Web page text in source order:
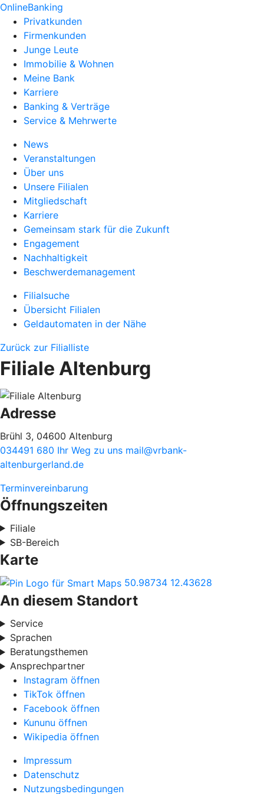
OnlineBanking
Privatkunden
Firmenkunden
Junge Leute
Immobilie & Wohnen
Meine Bank
Karriere
Banking & Verträge
Service & Mehrwerte
News
Veranstaltungen
Über uns
Unsere Filialen
Mitgliedschaft
Karriere
Gemeinsam stark für die Zukunft
Engagement
Nachhaltigkeit
Beschwerdemanagement
Filialsuche
Übersicht Filialen
Geldautomaten in der Nähe
Zurück zur Filialliste
Filiale Altenburg
Adresse
Brühl 3, 04600 Altenburg
034491 680 Ihr Weg zu uns mail@vrbank-
altenburgerland.de
Terminvereinbarung
Öffnungszeiten
Filiale
SB-Bereich
Karte
50.98734 12.43628
An diesem Standort
Service
Sprachen
Beratungsthemen
Ansprechpartner
Instagram öffnen
TikTok öffnen
Facebook öffnen
Kununu öffnen
Wikipedia öffnen
Impressum
Datenschutz
Nutzungsbedingungen